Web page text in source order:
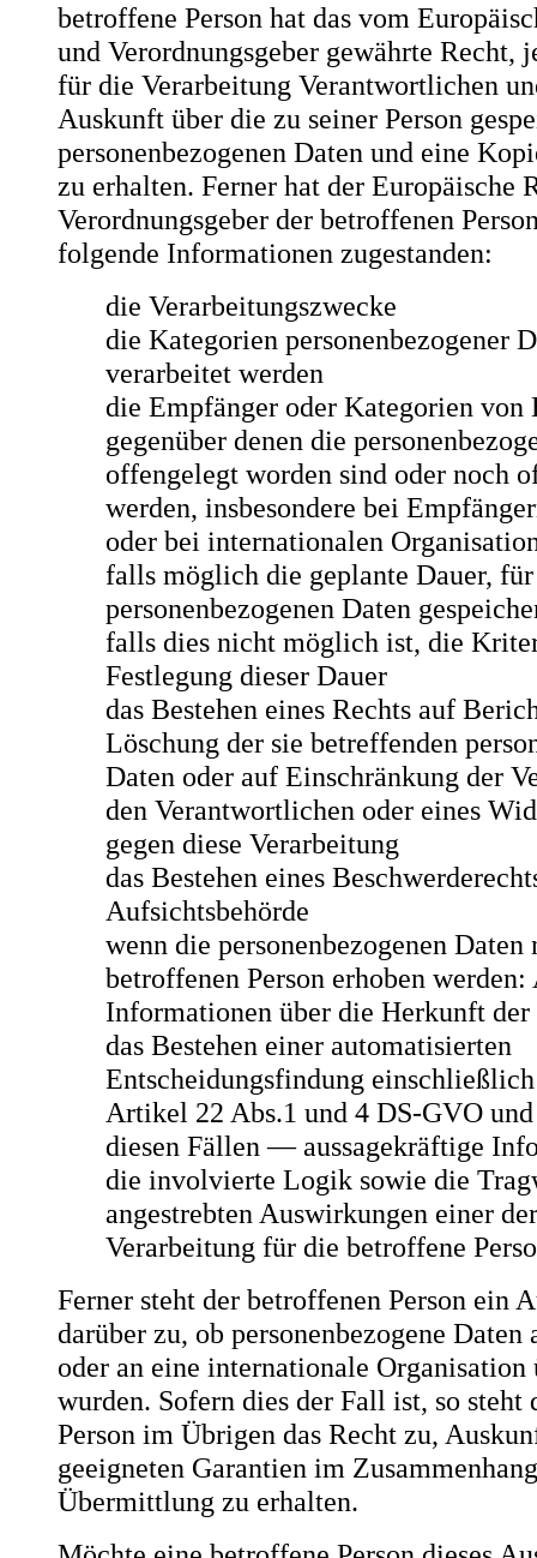
betroffene Person hat das vom
und Verordnungsgeber gewährte Recht,
für die Verarbeitung Verantwortlichen
Auskunft über die zu seiner Person
personenbezogenen Daten und eine
zu erhalten. Ferner hat der Europäische
Verordnungsgeber der betroffenen
folgende Informationen zugestanden:
die Verarbeitungszwecke
die Kategorien personenbezogener
verarbeitet werden
die Empfänger oder Kategorien von
gegenüber denen die
offengelegt worden sind oder noch
werden, insbesondere bei
oder bei internationalen
falls möglich die geplante Dauer,
personenbezogenen Daten
falls dies nicht möglich ist, die
Festlegung dieser Dauer
das Bestehen eines Rechts auf
Löschung der sie betreffenden
Daten oder auf Einschränkung der
den Verantwortlichen oder eines
gegen diese Verarbeitung
das Bestehen eines
Aufsichtsbehörde
wenn die personenbezogenen
betroffenen Person erhoben
Informationen über die Herkunft der
das Bestehen einer automatisierten
Entscheidungsfindung
Artikel 22 Abs.1 und 4 DS-GVO
diesen Fällen — aussagekräftige
die involvierte Logik sowie die
angestrebten Auswirkungen einer
Verarbeitung für die betroffene
Ferner steht der betroffenen Person ein
darüber zu, ob personenbezogene
oder an eine internationale
wurden. Sofern dies der Fall ist, so steht
Person im Übrigen das Recht zu,
geeigneten Garantien im
Übermittlung zu erhalten.